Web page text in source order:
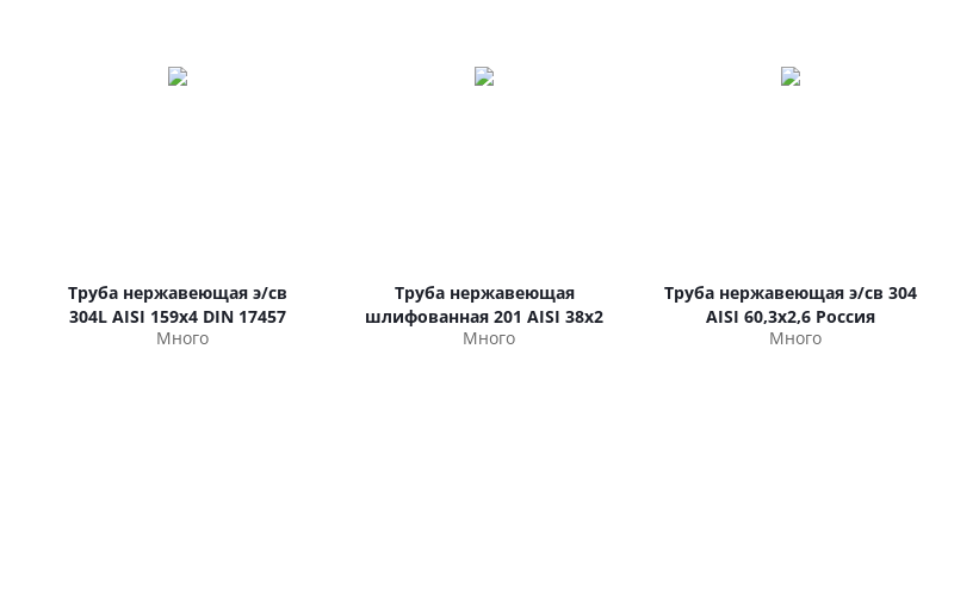
Труба нержавеющая э/св
304L AISI 159х4 DIN 17457
Много
Труба нержавеющая
шлифованная 201 AISI 38х2
Много
Труба нержавеющая э/св 304
AISI 60,3х2,6 Россия
Много